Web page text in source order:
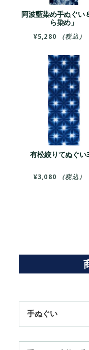
阿波藍染め手ぬぐい
ら染め」
¥5,280 （税込）
有松絞りてぬぐい
¥3,080 （税込）
手ぬぐい